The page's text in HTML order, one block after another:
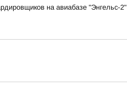
на авиабазе "Энгельс-2"